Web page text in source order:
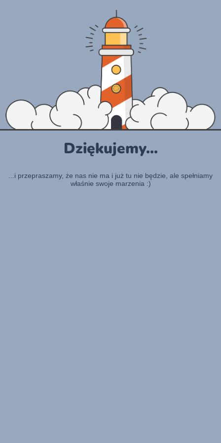
Dziękujemy...
...i przepraszamy, że nas nie ma i już tu nie będzie, ale spełniamy
właśnie swoje marzenia :)